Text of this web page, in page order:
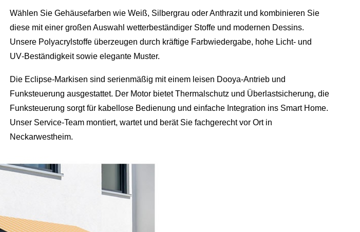
Wählen Sie Gehäusefarben wie Weiß, Silbergrau oder Anthrazit und kombinieren Sie
diese mit einer großen Auswahl wetterbeständiger Stoffe und modernen Dessins.
Unsere Polyacrylstoffe überzeugen durch kräftige Farbwiedergabe, hohe Licht- und
UV‑Beständigkeit sowie elegante Muster.
Die Eclipse‑Markisen sind serienmäßig mit einem leisen Dooya‑Antrieb und
Funksteuerung ausgestattet. Der Motor bietet Thermalschutz und Überlastsicherung, die
Funksteuerung sorgt für kabellose Bedienung und einfache Integration ins Smart Home.
Unser Service-Team montiert, wartet und berät Sie fachgerecht vor Ort in
Neckarwestheim.